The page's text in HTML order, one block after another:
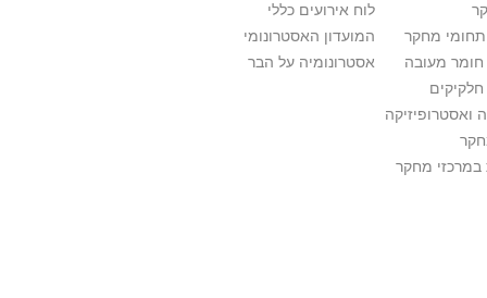
מחקר
חומר מעובה
ואסטרופיזיקה
מחקר
לוח אירועים כללי
המועדון האסטרונומי
אסטרונומיה על הבר